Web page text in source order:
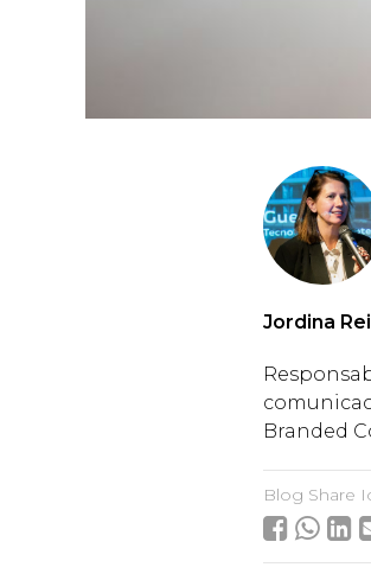
Jordina
Branded
Blog Share